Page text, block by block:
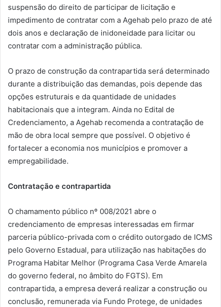
suspensão do direito de participar de licitação e
impedimento de contratar com a Agehab pelo prazo de até
dois anos e declaração de inidoneidade para licitar ou
contratar com a administração pública.
O prazo de construção da contrapartida será determinado
durante a distribuição das demandas, pois depende das
opções estruturais e da quantidade de unidades
habitacionais que a integram. Ainda no Edital de
Credenciamento, a Agehab recomenda a contratação de
mão de obra local sempre que possível. O objetivo é
fortalecer a economia nos municípios e promover a
empregabilidade.
Contratação e contrapartida
O chamamento público nº 008/2021 abre o
credenciamento de empresas interessadas em firmar
parceria público-privada com o crédito outorgado de ICMS
pelo Governo Estadual, para utilização nas habitações do
Programa Habitar Melhor (Programa Casa Verde Amarela
do governo federal, no âmbito do FGTS). Em
contrapartida, a empresa deverá realizar a construção ou
conclusão, remunerada via Fundo Protege, de unidades